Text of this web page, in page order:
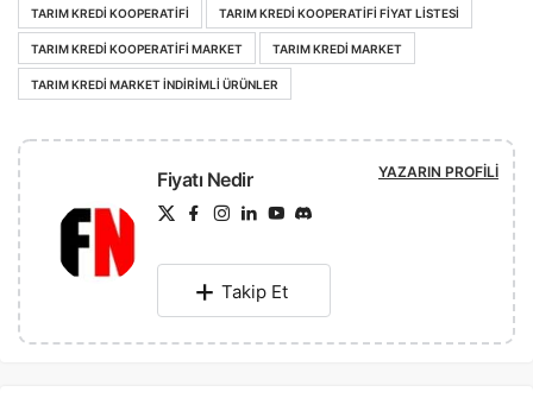
TARIM KREDI KOOPERATIFI TARIM KREDI KOOPERATIFI FIYAT LISTESI
TARIM KREDI KOOPERATIFI MARKET TARIM KREDI MARKET
TARIM KREDI MARKET INDIRIMLI ÜRÜNLER
Fiyatı Nedir YAZARIN PROFILI
Takip Et